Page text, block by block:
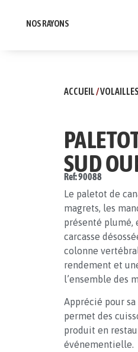
NOS RAYONS
ACCUEIL/VOLAILLES
SUD
Ref: 90088
Le paletot de
magrets, les
présenté plumé,
carcasse
colonne
rendement et
l’ensemble des
Apprécié pour
permet des
produit en
événementielle.